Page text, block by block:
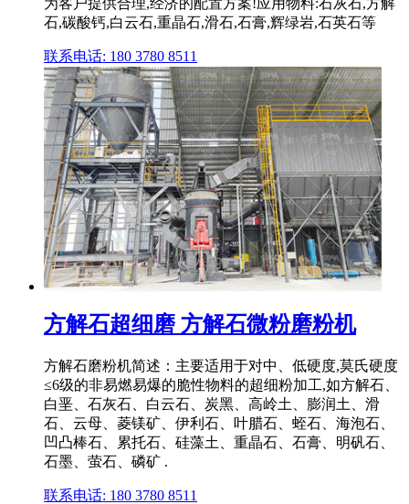
为客户提供合理,经济的配置方案!应用物料:石灰石,方解
石,碳酸钙,白云石,重晶石,滑石,石膏,辉绿岩,石英石等
联系电话: 180 3780 8511
方解石超细磨 方解石微粉磨粉机
方解石磨粉机简述：主要适用于对中、低硬度,莫氏硬度
≤6级的非易燃易爆的脆性物料的超细粉加工,如方解石、
白垩、石灰石、白云石、炭黑、高岭土、膨润土、滑
石、云母、菱镁矿、伊利石、叶腊石、蛭石、海泡石、
凹凸棒石、累托石、硅藻土、重晶石、石膏、明矾石、
石墨、萤石、磷矿 .
联系电话: 180 3780 8511